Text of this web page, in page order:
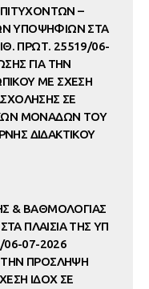
–
ΥΠΟΨΗΦΙΩΝ ΣΤΑ
ΠΡΩΤ. 25519/06-
ΓΙΑ ΤΗΝ
ΜΕ ΣΧΕΣΗ
ΣΕ
ΜΟΝΑΔΩΝ ΤΟΥ
ΔΙΔΑΚΤΙΚΟΥ
& ΒΑΘΜΟΛΟΓΙΑΣ
ΠΛΑΙΣΙΑ ΤΗΣ ΥΠ
06-07-2026
ΤΗΝ ΠΡΟΣΛΗΨΗ
ΙΔΟΧ ΣΕ